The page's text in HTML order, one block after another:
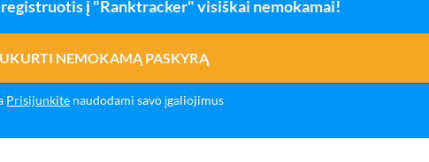
į "Ranktracker" visiškai nemokamai!
NEMOKAMĄ PASKYRĄ
Prisijunkite naudodami savo įgaliojimus